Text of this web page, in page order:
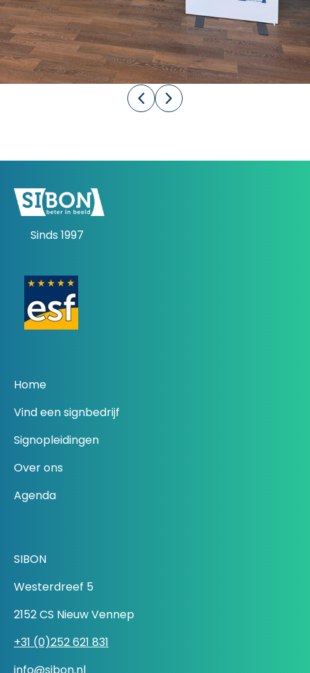
Sinds 1997
Home
Vind een signbedrijf
Signopleidingen
Over ons
Agenda
SIBON
Westerdreef 5
2152 CS Nieuw Vennep
+31 (0)252 621 831
info@sibon.nl